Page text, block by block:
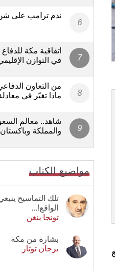
ندم ترامب على
اتفاقية مكة
في التوازن
من التعاون
ماذا تغيّر في
شاهد.. معالم
والمملكة وباكستان
مواضيع الكتاب
تلك التماسيح
الواقع!...
تونجا بنغن
بشارة من مكة
برجان توتار